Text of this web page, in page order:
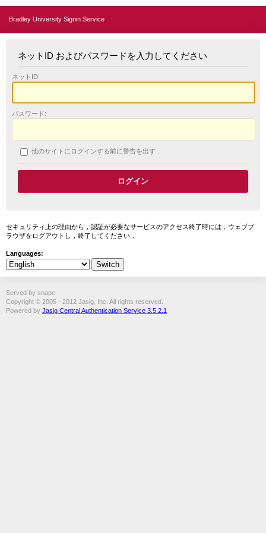
Bradley University Signin Service
ネットID およびパスワードを入力してください
ネットID:
パスワード:
他のサイトにログインする前に警告を出す．
セキュリティ上の理由から，認証が必要なサービスのアクセス終了時には，ウェブブ
ラウザをログアウトし，終了してください．
Languages:
Served by snape
Copyright © 2005 - 2012 Jasig, Inc. All rights reserved.
Powered by Jasig Central Authentication Service 3.5.2.1